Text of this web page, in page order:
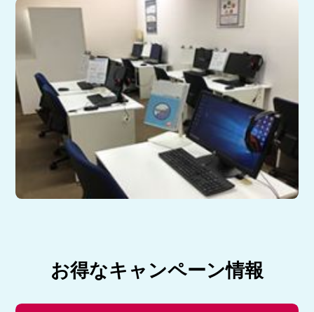
お得なキャンペーン情報